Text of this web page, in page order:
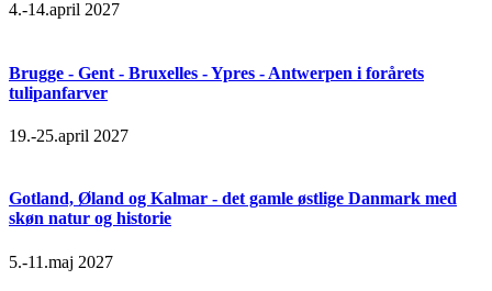
4.-14.april 2027
Brugge - Gent - Bruxelles - Ypres - Antwerpen i forårets
tulipanfarver
19.-25.april 2027
Gotland, Øland og Kalmar - det gamle østlige Danmark med
skøn natur og historie
5.-11.maj 2027